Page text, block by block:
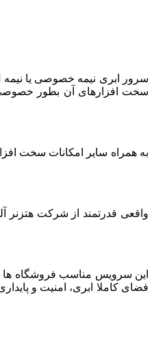
سرور ابری نیمه خصوصی یا نیمه
سخت افزارهای آن بطور خصوصی